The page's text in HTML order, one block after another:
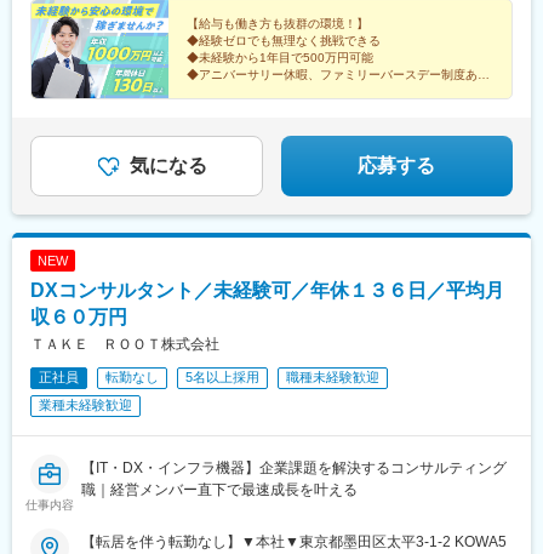
【給与も働き方も抜群の環境！】
◆経験ゼロでも無理なく挑戦できる
◆未経験から1年目で500万円可能
◆アニバーサリー休暇、ファミリーバースデー制度あり
気になる 応募する
NEW
DXコンサルタント／未経験可／年休１３６日／平均月
収６０万円
ＴＡＫＥ ＲＯＯＴ株式会社
正社員 転勤なし 5名以上採用
職種未経験歓迎
業種未経験歓迎
仕事内容
【IT・DX・インフラ機器】企業課題を解決するコンサルティング
職｜経営メンバー直下で最速成長を叶える
【転居を伴う転勤なし】▼本社▼東京都墨田区太平3-1-2 KOWA5